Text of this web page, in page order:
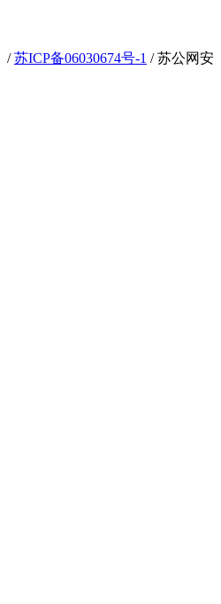
/苏ICP备06030674号-1 / 苏公网安